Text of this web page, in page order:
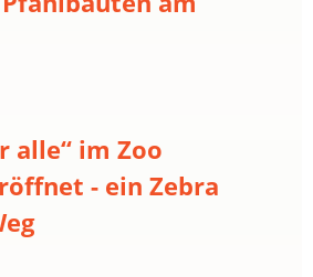
alle“ im Zoo
- ein Zebra